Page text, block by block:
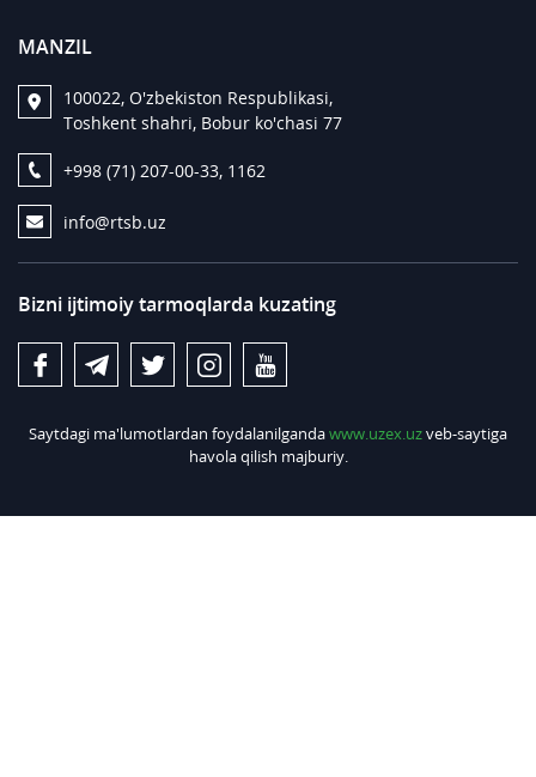
MANZIL
100022, O'zbekiston Respublikasi,
Toshkent shahri, Bobur ko'chasi 77
+998 (71) 207-00-33, 1162
info@rtsb.uz
Bizni ijtimoiy tarmoqlarda kuzating
Saytdagi ma'lumotlardan foydalanilgandawww.uzex.uzveb-saytiga
havola qilish majburiy.